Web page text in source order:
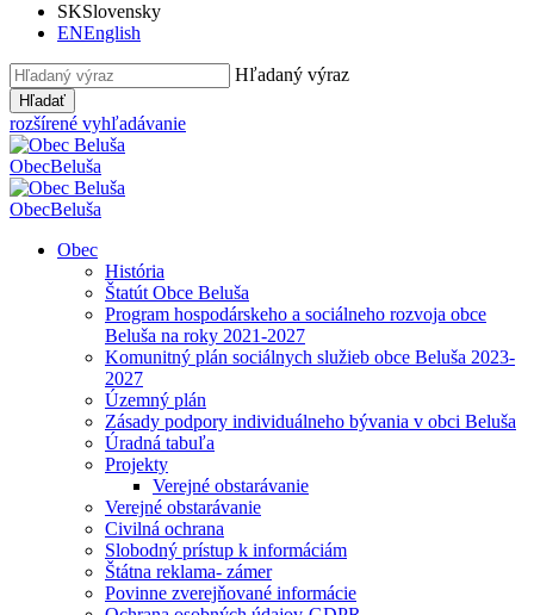
SKSlovensky
ENEnglish
Hľadaný výraz
Hľadať
rozšírené vyhľadávanie
ObecBeluša
ObecBeluša
Obec
História
Štatút Obce Beluša
Program hospodárskeho a sociálneho rozvoja obce
Beluša na roky 2021-2027
Komunitný plán sociálnych služieb obce Beluša 2023-
2027
Územný plán
Zásady podpory individuálneho bývania v obci Beluša
Úradná tabuľa
Projekty
Verejné obstarávanie
Verejné obstarávanie
Civilná ochrana
Slobodný prístup k informáciám
Štátna reklama- zámer
Povinne zverejňované informácie